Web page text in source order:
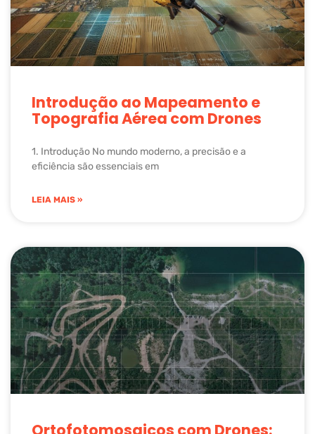
Introdução ao Mapeamento e
Topografia Aérea com Drones
1. Introdução No mundo moderno, a precisão e a
eficiência são essenciais em
LEIA MAIS »